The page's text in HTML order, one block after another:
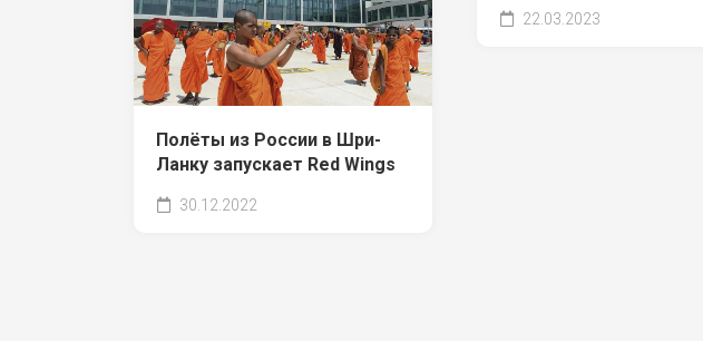
22.03.2023
Полёты из России в Шри-
Ланку запускает Red Wings
30.12.2022